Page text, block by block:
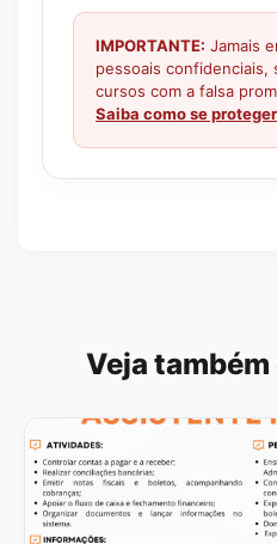
IMPORTANTE: Jamais
pessoais confidenciais,
cursos com a falsa
Saiba como se
Veja